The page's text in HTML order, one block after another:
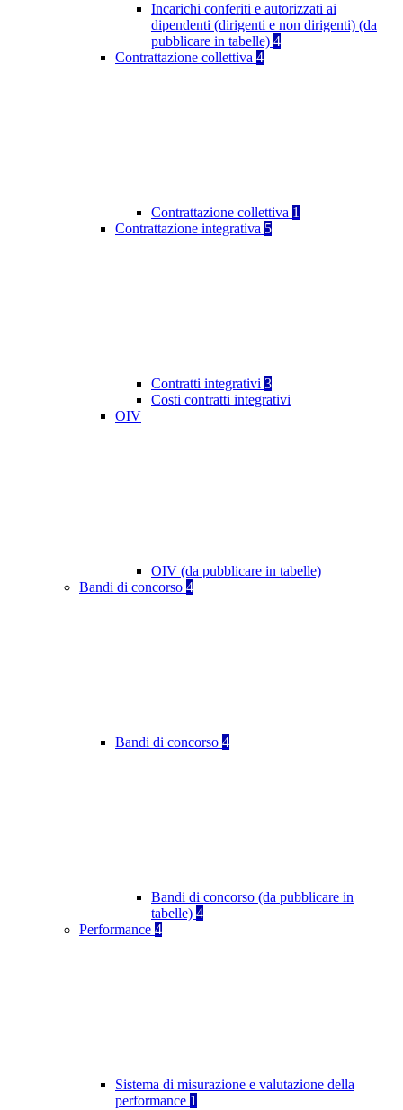
Incarichi conferiti e autorizzati ai
dipendenti (dirigenti e non dirigenti) (da
pubblicare in tabelle) 4
Contrattazione collettiva 4
Contrattazione collettiva 1
Contrattazione integrativa 5
Contratti integrativi 3
Costi contratti integrativi
OIV
OIV (da pubblicare in tabelle)
Bandi di concorso 4
Bandi di concorso 4
Bandi di concorso (da pubblicare in
tabelle) 4
Performance 4
Sistema di misurazione e valutazione della
performance 1